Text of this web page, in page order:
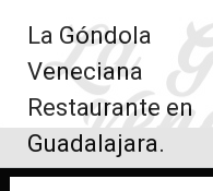
contenido
La Góndola
Veneciana
Restaurante en
Guadalajara.